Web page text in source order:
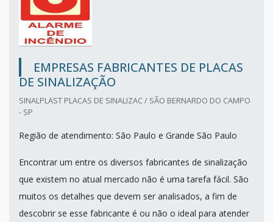
EMPRESAS FABRICANTES DE PLACAS
DE SINALIZAÇÃO
SINALPLAST PLACAS DE SINALIZAC / SÃO BERNARDO DO CAMPO
- SP
Região de atendimento: São Paulo e Grande São Paulo
Encontrar um entre os diversos fabricantes de sinalização
que existem no atual mercado não é uma tarefa fácil. São
muitos os detalhes que devem ser analisados, a fim de
descobrir se esse fabricante é ou não o ideal para atender